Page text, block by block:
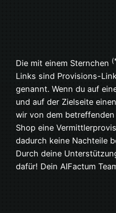
Die mit einem Sternchen
Links sind Provisions-
genannt. Wenn du auf
und auf der Zielseite
wir von dem
Shop eine
dadurch keine Nachteile
Durch deine
dafür! Dein AIFactum